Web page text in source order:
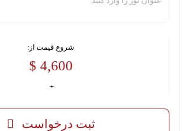
شروع قیمت از:
4,600 $
ثبت درخواست